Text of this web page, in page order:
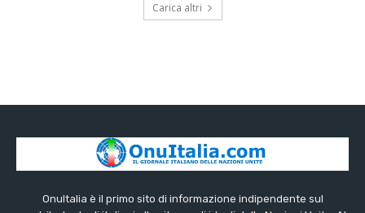
Carica altri
OnuItalia è il primo sito di informazione indipendente sul